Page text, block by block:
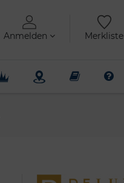
Anmelden Merkliste